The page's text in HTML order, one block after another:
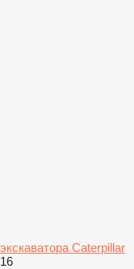
экскаватора Caterpillar
16